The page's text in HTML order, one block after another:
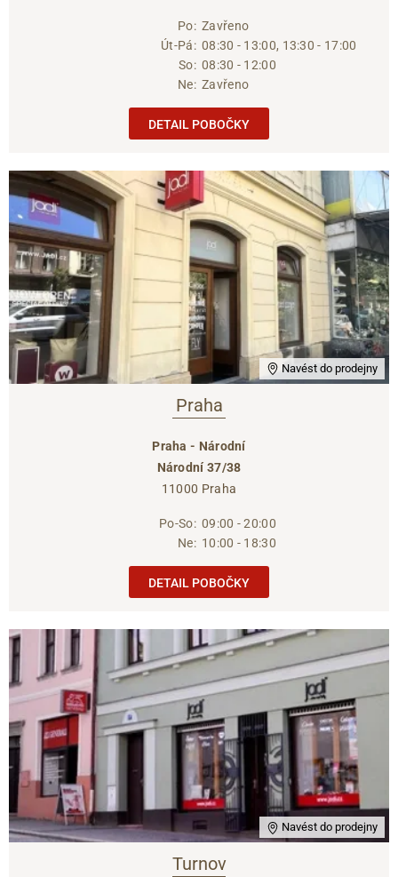
Po: Zavřeno
Út-Pá: 08:30 - 13:00, 13:30 - 17:00
So: 08:30 - 12:00
Ne: Zavřeno
DETAIL POBOČKY
Navést do prodejny
Praha
Praha - Národní
Národní 37/38
11000 Praha
Po-So: 09:00 - 20:00
Ne: 10:00 - 18:30
DETAIL POBOČKY
Navést do prodejny
Turnov